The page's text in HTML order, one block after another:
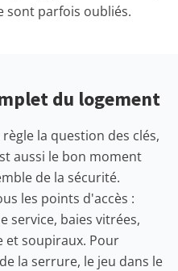
sont parfois oubliés.
du logement
la question des clés,
aussi le bon moment
de la sécurité.
les points d'accès :
service, baies vitrées,
et soupiraux. Pour
la serrure, le jeu dans le